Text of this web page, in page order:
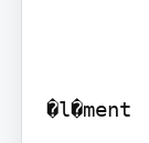
�l�ment